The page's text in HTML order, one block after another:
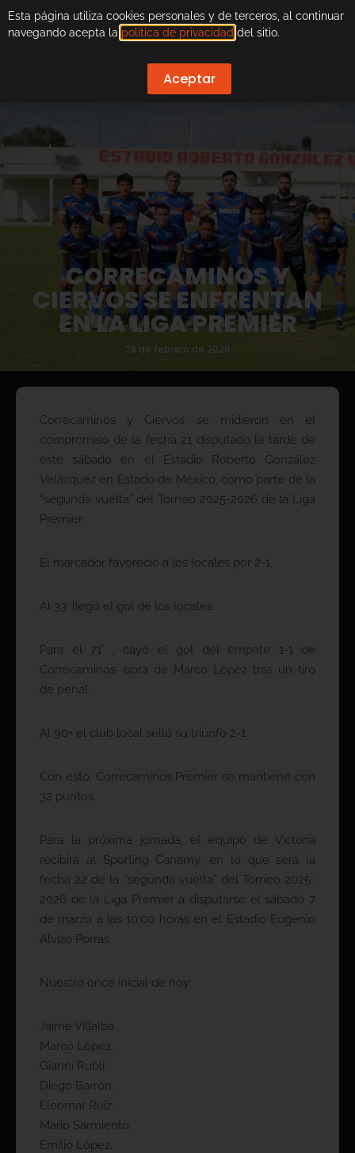
CORRECAMINOS Y
CIERVOS SE ENFRENTAN
EN LA LIGA PREMIER
28 de febrero de 2026
Correcaminos y Ciervos se midieron en el
compromiso de la fecha 21 disputado la tarde de
este sábado en el Estadio Roberto González
Velázquez en Estado de México, como parte de la
“segunda vuelta” del Torneo 2025-2026 de la Liga
Premier.
El marcador favoreció a los locales por 2-1.
Al 33’ llegó el gol de los locales.
Para el 71’ , cayó el gol del empate 1-1 de
Correcaminos, obra de Marco López tras un tiro
de penal.
Al 90+ el club local selló su triunfo 2-1.
Con esto, Correcaminos Premier se mantiene con
32 puntos.
Para la próxima jornada, el equipo de Victoria
recibirá al Sporting Canamy, en lo que será la
fecha 22 de la “segunda vuelta” del Torneo 2025-
2026 de la Liga Premier a disputarse el sábado 7
de marzo a las 10:00 horas en el Estadio Eugenio
Alvizo Porras.
Nuestro once inicial de hoy:
Jaime Villalba.
Marcó López.
Gianni Rubli.
Diego Barrón.
Eleomar Ruíz.
Mario Sarmiento.
Emilio López.
Esta página utiliza cookies personales y de terceros, al continuar
navegando acepta la política de privacidad del sitio.
Aceptar